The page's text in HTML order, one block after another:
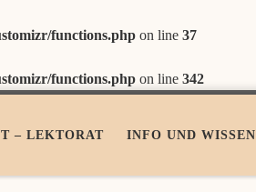
functions.php on line 37
functions.php on line 342
– LEKTORAT INFO UND WISSEN